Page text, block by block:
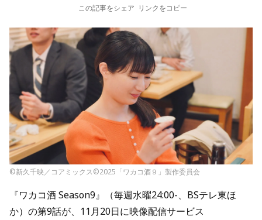
この記事をシェア リンクをコピー
©新久千映／コアミックス©2025「ワカコ酒９」製作委員会
『ワカコ酒 Season9』（毎週水曜24:00-、BSテレ東ほ
か）の第9話が、11月20日に映像配信サービス